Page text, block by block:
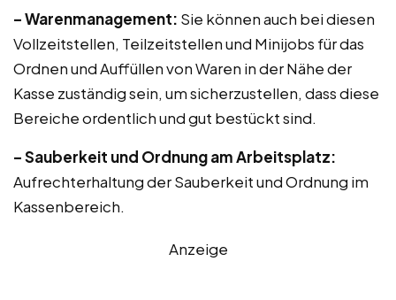
– Warenmanagement: Sie können auch bei diesen
Vollzeitstellen, Teilzeitstellen und Minijobs für das
Ordnen und Auffüllen von Waren in der Nähe der
Kasse zuständig sein, um sicherzustellen, dass diese
Bereiche ordentlich und gut bestückt sind.
– Sauberkeit und Ordnung am Arbeitsplatz:
Aufrechterhaltung der Sauberkeit und Ordnung im
Kassenbereich.
Anzeige